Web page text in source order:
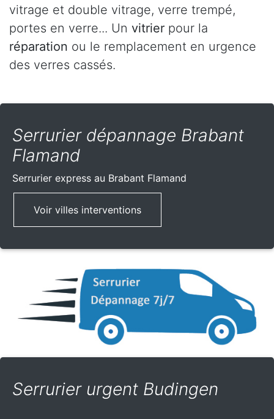
vitrage et double vitrage, verre trempé,
portes en verre... Un vitrier pour la
réparation ou le remplacement en urgence
des verres cassés.
Serrurier dépannage Brabant
Flamand
Serrurier express au Brabant Flamand
Voir villes interventions
Serrurier urgent Budingen